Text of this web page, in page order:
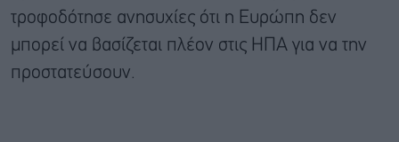
τροφοδότησε ανησυχίες ότι η Ευρώπη δεν
μπορεί να βασίζεται πλέον στις ΗΠΑ για να την
προστατεύσουν.